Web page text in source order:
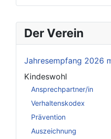
Der Verein
Jahresempfang 2026
Kindeswohl
Ansprechpartner/in
Verhaltenskodex
Prävention
Auszeichnung